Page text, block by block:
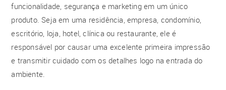
funcionalidade, segurança e marketing em um único
produto. Seja em uma residência, empresa, condomínio,
escritório, loja, hotel, clínica ou restaurante, ele é
responsável por causar uma excelente primeira impressão
e transmitir cuidado com os detalhes logo na entrada do
ambiente.